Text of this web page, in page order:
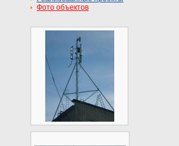
Фото объектов